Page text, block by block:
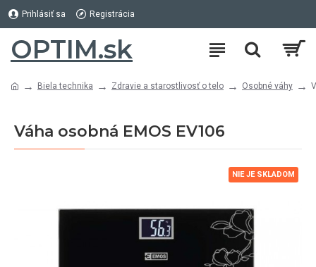
Prihlásiť sa Registrácia
OPTIM.sk
Biela technika Zdravie a starostlivosť o telo Osobné váhy
Váha osobná EMOS EV106
NIE JE SKLADOM